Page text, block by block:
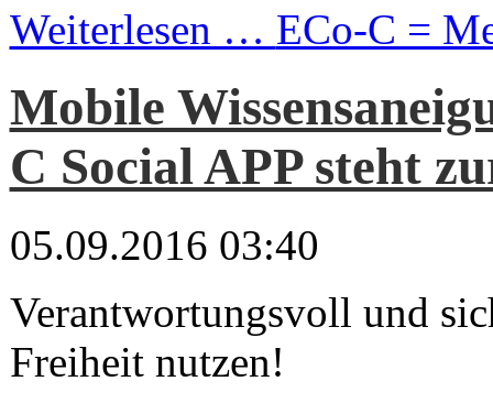
Weiterlesen … ECo-C =
Mobile
C Social APP steht
05.09.2016 03:40
Verantwortungsvoll und
Freiheit nutzen!